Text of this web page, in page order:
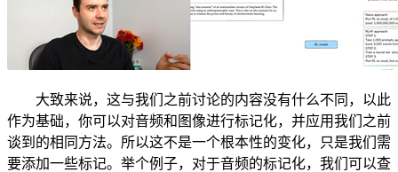
大致来说，这与我们之前讨论的内容没有什么不同，以此
作为基础，你可以对音频和图像进行标记化，并应用我们之前
谈到的相同方法。所以这不是一个根本性的变化，只是我们需
要添加一些标记。举个例子，对于音频的标记化，我们可以查